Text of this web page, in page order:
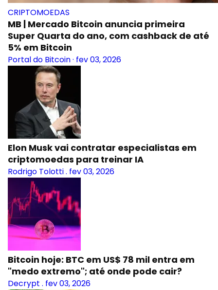
CRIPTOMOEDAS
MB | Mercado Bitcoin anuncia primeira
Super Quarta do ano, com cashback de até
5% em Bitcoin
Portal do Bitcoin· fev 03, 2026
Elon Musk vai contratar especialistas em
criptomoedas para treinar IA
Rodrigo Tolotti. fev 03, 2026
Bitcoin hoje: BTC em US$ 78 mil entra em
"medo extremo"; até onde pode cair?
Decrypt . fev 03, 2026